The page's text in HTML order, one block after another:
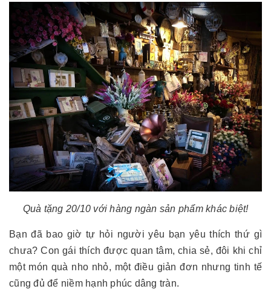
Quà tặng 20/10 với hàng ngàn sản phẩm khác biệt!
Bạn đã bao giờ tự hỏi người yêu bạn yêu thích thứ gì
chưa? Con gái thích được quan tâm, chia sẻ, đôi khi chỉ
một món quà nho nhỏ, một điều giản đơn nhưng tinh tế
cũng đủ để niềm hạnh phúc dâng tràn.